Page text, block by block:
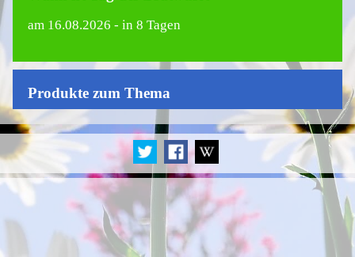
am 16.08.2026 - in 8 Tagen
Produkte zum Thema